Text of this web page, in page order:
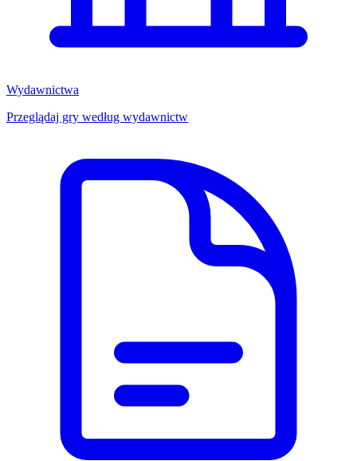
Wydawnictwa
Przeglądaj gry według wydawnictw